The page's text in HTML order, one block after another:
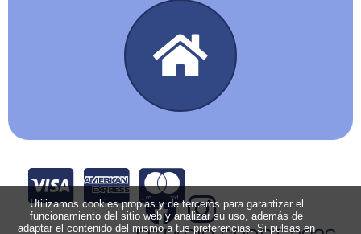
Utilizamos cookies propias y de terceros para garantizar el
funcionamiento del sitio web y analizar su uso, además de
adaptar el contenido del mismo a tus preferencias. Si pulsas en